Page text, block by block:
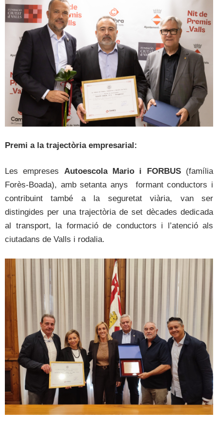
Premi a la trajectòria empresarial:
Les empreses Autoescola Mario i FORBUS(família
Forès-Boada), amb setanta anys formant conductors i
contribuint també a la seguretat viària, van ser
distingides per una trajectòria de set dècades dedicada
al transport, la formació de conductors i l’atenció als
ciutadans de Valls i rodalia.